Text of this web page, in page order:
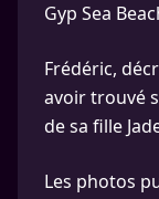
Gyp Sea
Frédéric,
avoir trouvé
de sa fille
Les photos